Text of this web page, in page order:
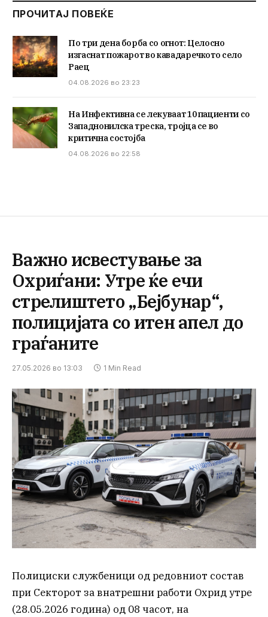
ПРОЧИТАЈ ПОВЕЌЕ
По три дена борба со огнот: Целосно
изгаснат пожарот во кавадаречкото село
Раец
04.08.2026 во 23:23
На Инфективна се лекуваат 10 пациенти со
Западнонилска треска, тројца се во
критична состојба
04.08.2026 во 22:58
Важно исвестување за
Охриѓани: Утре ќе ечи
стрелиштето „Бејбунар“,
полицијата со итен апел до
граѓаните
27.05.2026 во 13:03 1 Min Read
Полициски службеници од редовниот состав
при Секторот за внатрешни работи Охрид утре
(28.05.2026 година) од 08 часот, на